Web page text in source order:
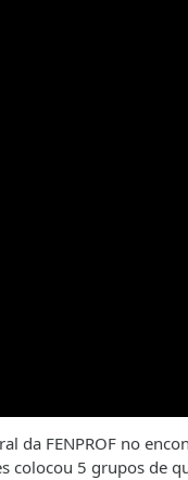
da FENPROF no
colocou 5 grupos de